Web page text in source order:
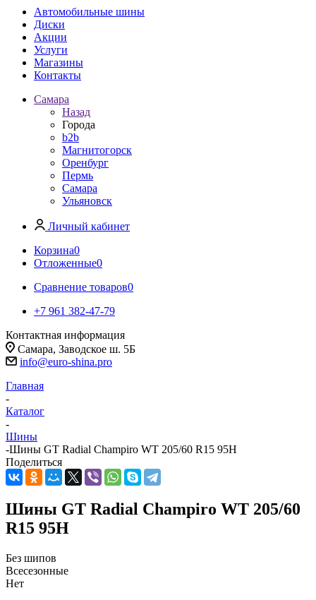
Автомобильные шины
Диски
Акции
Услуги
Магазины
Контакты
Самара
Назад
Города
b2b
Магнитогорск
Оренбург
Пермь
Самара
Ульяновск
Личный кабинет
Корзина0
Отложенные0
Сравнение товаров0
+7 961 382-47-79
Контактная информация
Самара, Заводское ш. 5Б
info@euro-shina.pro
Главная
-
Каталог
-
Шины
-Шины GT Radial Champiro WT 205/60 R15 95H
Поделиться
Шины GT Radial Champiro WT 205/60
R15 95H
Без шипов
Всесезонные
Нет